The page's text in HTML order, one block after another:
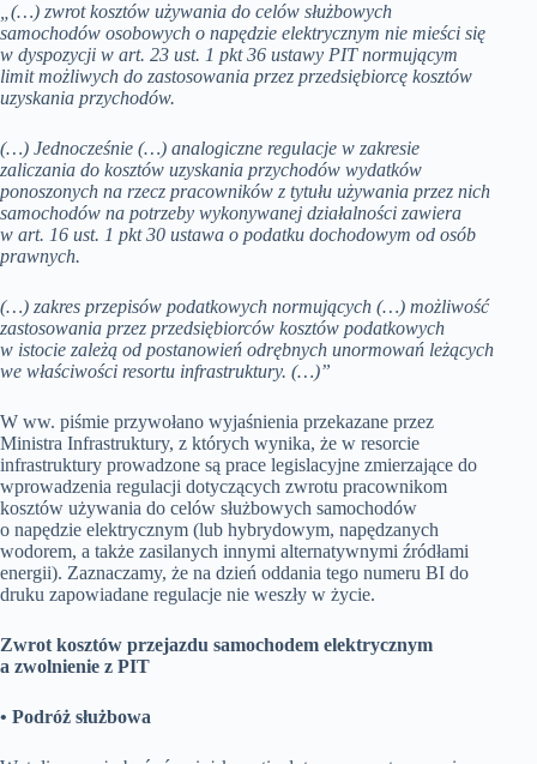
„(…) zwrot kosztów używania do celów służbowych
samochodów osobowych o napędzie elektrycznym nie mieści się
w dyspozycji w art. 23 ust. 1 pkt 36 ustawy PIT normującym
limit możliwych do zastosowania przez przedsiębiorcę kosztów
uzyskania przychodów.
(…) Jednocześnie (…) analogiczne regulacje w zakresie
zaliczania do kosztów uzyskania przychodów wydatków
ponoszonych na rzecz pracowników z tytułu używania przez nich
samochodów na potrzeby wykonywanej działalności zawiera
w art. 16 ust. 1 pkt 30 ustawa o podatku dochodowym od osób
prawnych.
(…) zakres przepisów podatkowych normujących (…) możliwość
zastosowania przez przedsiębiorców kosztów podatkowych
w istocie zależą od postanowień odrębnych unormowań leżących
we właściwości resortu infrastruktury. (…)”
W ww. piśmie przywołano wyjaśnienia przekazane przez
Ministra Infrastruktury, z których wynika, że w resorcie
infrastruktury prowadzone są prace legislacyjne zmierzające do
wprowadzenia regulacji dotyczących zwrotu pracownikom
kosztów używania do celów służbowych samochodów
o napędzie elektrycznym (lub hybrydowym, napędzanych
wodorem, a także zasilanych innymi alternatywnymi źródłami
energii). Zaznaczamy, że na dzień oddania tego numeru BI do
druku zapowiadane regulacje nie weszły w życie.
Zwrot kosztów przejazdu samochodem elektrycznym
a zwolnienie z PIT
• Podróż służbowa